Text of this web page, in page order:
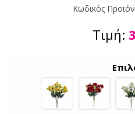
Κωδικός
Τιμή: